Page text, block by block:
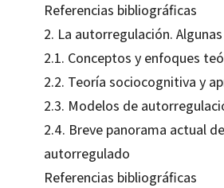
Referencias bibliográficas
2. La autorregulación.
2.1. Conceptos y enfoques
2.2. Teoría sociocognitiva y
2.3. Modelos de
2.4. Breve panorama actual
autorregulado
Referencias bibliográficas